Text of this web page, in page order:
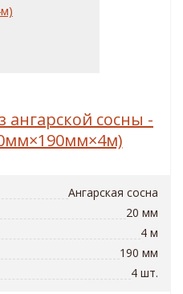
ангарской сосны -
Ангарская сосна
20 мм
4 м
190 мм
4 шт.